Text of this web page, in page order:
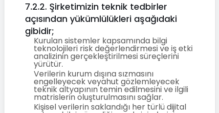
7.2.2. Şirketimizin teknik tedbirler
açısından yükümlülükleri aşağıdaki
gibidir;
Kurulan sistemler kapsamında bilgi
teknolojileri risk değerlendirmesi ve iş etki
analizinin gerçekleştirilmesi süreçlerini
yürütür.
Verilerin kurum dışına sızmasını
engelleyecek veyahut gözlemleyecek
teknik altyapının temin edilmesini ve ilgili
matrislerin oluşturulmasını sağlar.
Kişisel verilerin saklandığı her türlü dijital